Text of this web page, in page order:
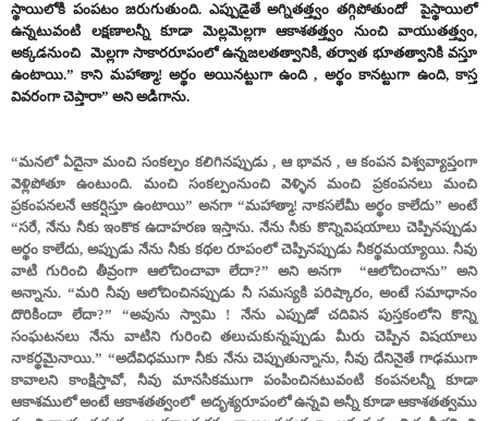
స్థాయిలోకి పంపటం జరుగుతుంది. ఎప్పుడైతే అగ్నితత్త్వం తగ్గిపోతుందో పైస్థాయిలో
ఉన్నటువంటి లక్షణాలన్నీ కూడా మెల్లమెల్లగా ఆకాశతత్త్వం నుంచి వాయుతత్త్వం,
అక్కడనుంచి మెల్లగా సాకారరూపంలో ఉన్నజలతత్వానికి, తర్వాత భూతత్వానికి వస్తూ
ఉంటాయి.” కాని మహాత్మా! అర్థం అయినట్టుగా ఉంది , అర్థం కానట్టుగా ఉంది, కాస్త
వివరంగా చెప్తారా” అని అడిగాను.
“మనలో ఏదైనా మంచి సంకల్పం కలిగినప్పుడు , ఆ భావన , ఆ కంపన విశ్వవ్యాప్తంగా
వెళ్లిపోతూ ఉంటుంది.
మంచి సంకల్పంనుంచి వెళ్ళిన మంచి ప్రకంపనలు మంచి
ప్రకంపనలనే ఆకర్షిస్తూ ఉంటాయి” అనగా “మహాత్మా! నాకసలేమీ అర్థం కాలేదు” అంటే
“సరే, నేను నీకు ఇంకొక ఉదాహరణ ఇస్తాను. నేను నీకు కొన్నివిషయాలు చెప్పినప్పుడు
అర్థం కాలేదు, అప్పుడు నేను నీకు కథల రూపంలో చెప్పినప్పుడు నీకర్థమయ్యాయి. నీవు
వాటి గురించి తీవ్రంగా ఆలోచించావా లేదా?”
అని అనగా “ఆలోచించాను” అని
అన్నాను. “మరి నీవు ఆలోచించినప్పుడు నీ సమస్యకి పరిష్కారం, అంటే సమాధానం
దొరికిందా లేదా?” “అవును స్వామి
!
నేను ఎప్పుడో చదివిన పుస్తకంలోని కొన్ని
సంఘటనలు నేను వాటిని గురించి తలుచుకున్నప్పుడు మీరు చెప్పిన విషయాలు
నాకర్థమైనాయి.” “అదేవిధముగా నీకు నేను చెప్పుతున్నాను, నీవు దేనినైతే గాఢముగా
కావాలని కాంక్షిస్తావో,
నీవు మానసికముగా పంపించినటువంటి కంపనలన్నీ కూడా
ఆకాశములో అంటే ఆకాశతత్వంలో అదృశ్యరూపంలో ఉన్నవి అన్నీ కూడా ఆకాశతత్వము